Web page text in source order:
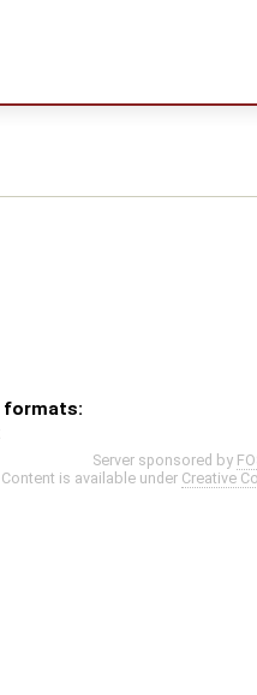
formats:
Server sponsored by
Content is available under Creative